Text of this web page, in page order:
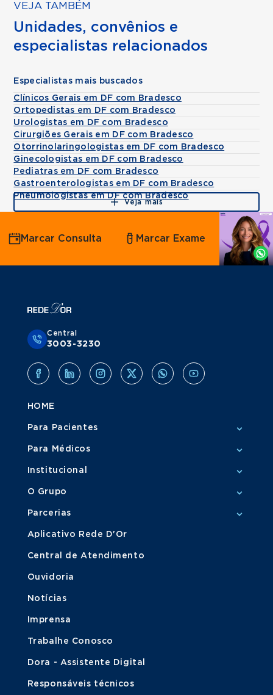
VEJA TAMBÉM
Unidades, convênios e
especialistas relacionados
Especialistas mais buscados
Clínicos Gerais em DF com Bradesco
Ortopedistas em DF com Bradesco
Urologistas em DF com Bradesco
Cirurgiões Gerais em DF com Bradesco
Otorrinolaringologistas em DF com Bradesco
Ginecologistas em DF com Bradesco
Pediatras em DF com Bradesco
Gastroenterologistas em DF com Bradesco
Pneumologistas em DF com Bradesco
Veja mais
Agende
por
Whatsapp
Marcar Consulta Marcar Exame
Central
3003-3230
HOME
Para Pacientes
Para Médicos
Institucional
O Grupo
Parcerias
Aplicativo Rede D'Or
Central de Atendimento
Ouvidoria
Notícias
Imprensa
Trabalhe Conosco
Dora - Assistente Digital
Responsáveis técnicos